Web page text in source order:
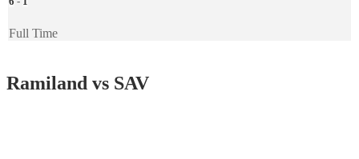
Full Time
Ramiland vs SAV